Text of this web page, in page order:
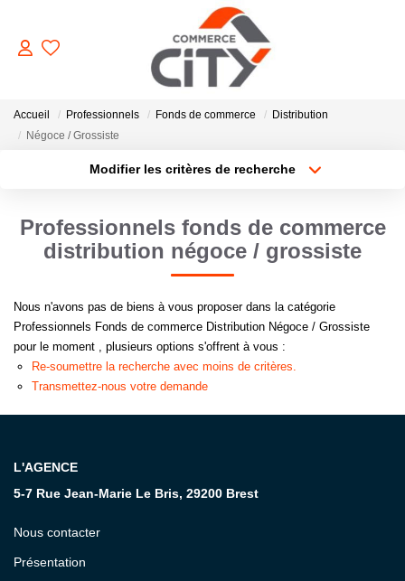
ACHETER
VENDRE
LOUER
ESTIMER
GERER
NOTRE AGENCE
Accueil Professionnels Fonds de commerce
Distribution
Négoce / Grossiste
Modifier les critères de recherche
Sélectionnez...
Type de bien
Surface min
Créer une alerte
Professionnels fonds de commerce
distribution négoce / grossiste
Nous n'avons pas de biens à vous proposer dans la catégorie
Professionnels Fonds de commerce Distribution Négoce / Grossiste
pour le moment , plusieurs options s'offrent à vous :
Re-soumettre la recherche avec moins de critères.
Transmettez-nous votre demande
L'AGENCE
5-7 Rue Jean-Marie Le Bris, 29200 Brest
Nous contacter
Présentation